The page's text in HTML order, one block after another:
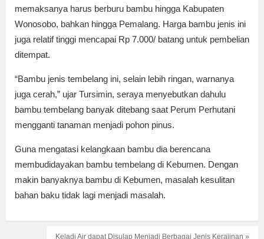
memaksanya harus berburu bambu hingga Kabupaten
Wonosobo, bahkan hingga Pemalang. Harga bambu jenis ini
juga relatif tinggi mencapai Rp 7.000/ batang untuk pembelian
ditempat.
“Bambu jenis tembelang ini, selain lebih ringan, warnanya
juga cerah,” ujar Tursimin, seraya menyebutkan dahulu
bambu tembelang banyak ditebang saat Perum Perhutani
mengganti tanaman menjadi pohon pinus.
Guna mengatasi kelangkaan bambu dia berencana
membudidayakan bambu tembelang di Kebumen. Dengan
makin banyaknya bambu di Kebumen, masalah kesulitan
bahan baku tidak lagi menjadi masalah.
Keladi Air dapat Disulap Menjadi Berbagai Jenis Kerajinan »